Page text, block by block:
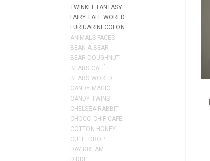
TWINKLE FANTASY
FAIRY TALE WORLD
FURIUARINECOLON
ANIMALS FACES
BEAN A BEAR
BEAR DOUGHNUT
BEARS CAFÉ
BEARS WORLD
CANDY MAGIC
CANDY TWINS
CHELSEA RABBIT
CHOCO CHIP CAFÉ
COTTON HONEY
CUTIE DROP
DAY DREAM
DIDDL